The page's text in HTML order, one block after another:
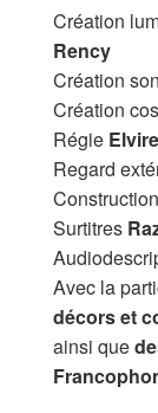
Création
Rency
Création
Création
Régie
Regard
Surtitres
Avec la
décors et
ainsi que